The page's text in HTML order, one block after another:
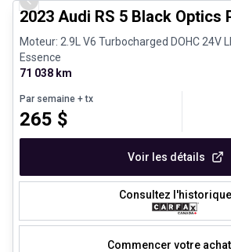
Previous slide
2023 Audi RS 5 Black Optics
Moteur: 2.9L V6 Turbocharged DOHC 24V
Essence
71 038 km
Par semaine + tx
265 $
Voir les détails
Consultez l'historique
Commencer votre achat